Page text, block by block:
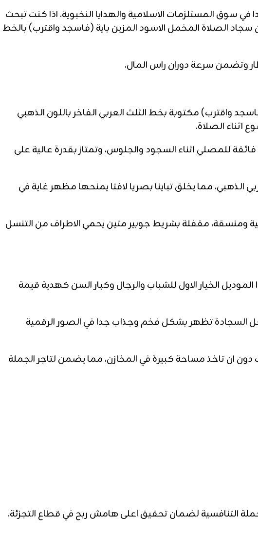
سوق المستلزمات الاسلامية والهدايا النخبوية. اذا كنت تبحث
الصلاة المخمل الاسود المزين باية (فاسجد واقترب) بالخط
وتضمن سرعة دوران راس المال.
واقترب) مكتوبة بخط الثلث العربي الفاخر باللون الذهبي
اثناء الصلاة.
للمصلي اثناء السجود والجلوس، وتمتاز بقدرة عالية على
مما يخلق تباينا بصريا لافتا يمنحها مظهر غاية في
ومنسقة، مقفلة بشريط جوبير متين يحمي الاطراف من التنسل
الخيار الاول للشباب والرجال وكبار السن كهدية قيمة
السجادة تظهر بشكل فخم وجذاب جدا في الصور الرقمية
دون ان تاخذ مساحة كبيرة في المخازن، مما يضمن لتاجر الجملة
التنافسية لضمان تحقيق اعلى هامش ربح في قطاع التجزئة.